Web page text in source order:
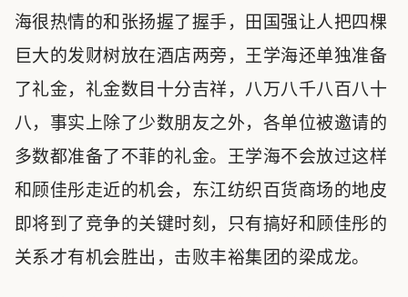
海很热情的和张扬握了握手，田国强让人把四棵
巨大的发财树放在酒店两旁，王学海还单独准备
了礼金，礼金数目十分吉祥，八万八千八百八十
八，事实上除了少数朋友之外，各单位被邀请的
多数都准备了不菲的礼金。王学海不会放过这样
和顾佳彤走近的机会，东江纺织百货商场的地皮
即将到了竞争的关键时刻，只有搞好和顾佳彤的
关系才有机会胜出，击败丰裕集团的梁成龙。